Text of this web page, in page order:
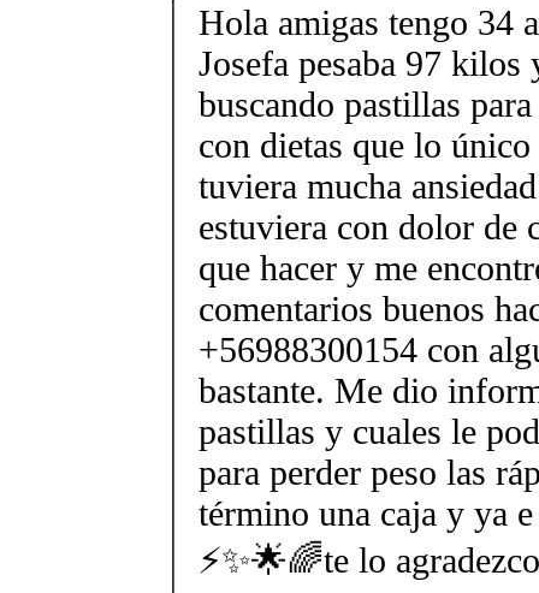
Hola amigas tengo 34
Josefa pesaba 97 kilos
buscando pastillas
con dietas que lo
tuviera mucha
estuviera con dolor de
que hacer y me
comentarios buenos
+56988300154 con
bastante. Me dio
pastillas y cuales le
para perder peso las
término una caja y ya
⚡✨🌟🌈te lo